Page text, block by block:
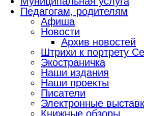
Педагогам, родителям
Афиша
Новости
Архив новостей
Штрихи к портрету
Экостраничка
Наши издания
Наши проекты
Писатели
Электронные
Книжные обзоры